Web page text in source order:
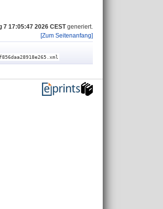
7 17:05:47 2026 CESTgeneriert.
[Zum Seitenanfang]